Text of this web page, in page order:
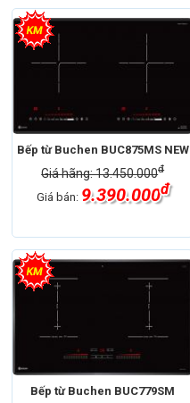
Bếp từ Buchen BUC875MS NEW
Giá hãng: 13.450.000đ
Giá bán: 9.390.000đ
Bếp từ Buchen BUC779SM